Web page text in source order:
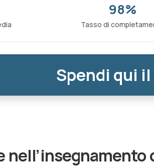
98%
Tasso di
Spendi qui